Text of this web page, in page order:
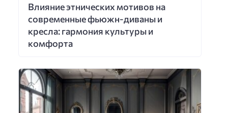
Влияние этнических мотивов на
современные фьюжн-диваны и
кресла: гармония культуры и
комфорта